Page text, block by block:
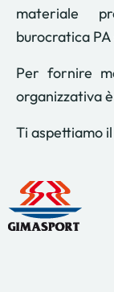
materiale
burocratica
Per fornire
organizzativa
Ti aspettiamo